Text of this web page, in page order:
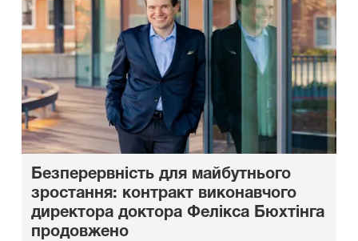
Безперервність для майбутнього
зростання: контракт виконавчого
директора доктора Фелікса Бюхтінга
продовжено